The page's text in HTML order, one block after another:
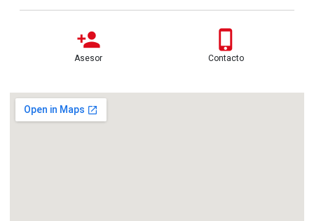
Asesor Contacto